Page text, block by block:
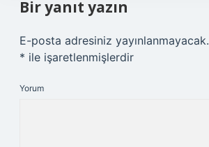
Bir yanıt yazın
E-posta adresiniz yayınlanmayacak.
* ile işaretlenmişlerdir
Yorum